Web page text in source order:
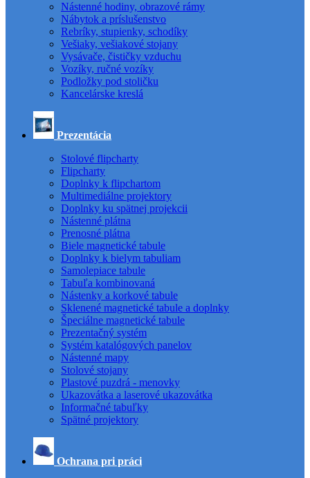
Nástenné hodiny, obrazové rámy
Nábytok a príslušenstvo
Rebríky, stupienky, schodíky
Vešiaky, vešiakové stojany
Vysávače, čističky vzduchu
Vozíky, ručné vozíky
Podložky pod stoličku
Kancelárske kreslá
Prezentácia
Stolové flipcharty
Flipcharty
Doplnky k flipchartom
Multimediálne projektory
Doplnky ku spätnej projekcii
Nástenné plátna
Prenosné plátna
Biele magnetické tabule
Doplnky k bielym tabuliam
Samolepiace tabule
Tabuľa kombinovaná
Nástenky a korkové tabule
Sklenené magnetické tabule a doplnky
Špeciálne magnetické tabule
Prezentačný systém
Systém katalógových panelov
Nástenné mapy
Stolové stojany
Plastové puzdrá - menovky
Ukazovátka a laserové ukazovátka
Informačné tabuľky
Spätné projektory
Ochrana pri práci